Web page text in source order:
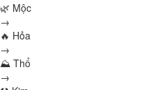
🌿 Mộc
→
🔥 Hỏa
→
⛰ Thổ
→